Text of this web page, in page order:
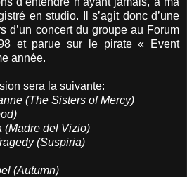
en studio. Il s’agit donc d’une
d’un concert du groupe au Forum
et parue sur le pirate « Event
année.
sera la suivante:
(The Sisters of Mercy)
(Madre del Vizio)
(Suspiria)
(Autumn)